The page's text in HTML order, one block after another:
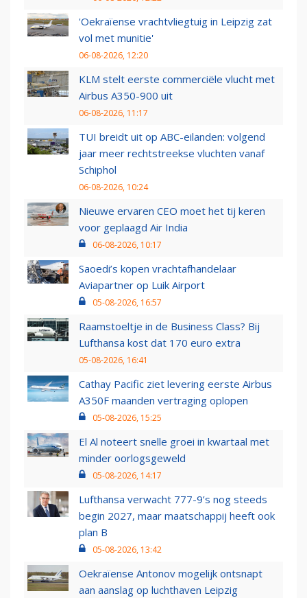
'Oekraïense vrachtvliegtuig in Leipzig zat
vol met munitie'
06-08-2026, 12:20
KLM stelt eerste commerciële vlucht met
Airbus A350-900 uit
06-08-2026, 11:17
TUI breidt uit op ABC-eilanden: volgend
jaar meer rechtstreekse vluchten vanaf
Schiphol
06-08-2026, 10:24
Nieuwe ervaren CEO moet het tij keren
voor geplaagd Air India
06-08-2026, 10:17
Saoedi’s kopen vrachtafhandelaar
Aviapartner op Luik Airport
05-08-2026, 16:57
Raamstoeltje in de Business Class? Bij
Lufthansa kost dat 170 euro extra
05-08-2026, 16:41
Cathay Pacific ziet levering eerste Airbus
A350F maanden vertraging oplopen
05-08-2026, 15:25
El Al noteert snelle groei in kwartaal met
minder oorlogsgeweld
05-08-2026, 14:17
Lufthansa verwacht 777-9’s nog steeds
begin 2027, maar maatschappij heeft ook
plan B
05-08-2026, 13:42
Oekraïense Antonov mogelijk ontsnapt
aan aanslag op luchthaven Leipzig